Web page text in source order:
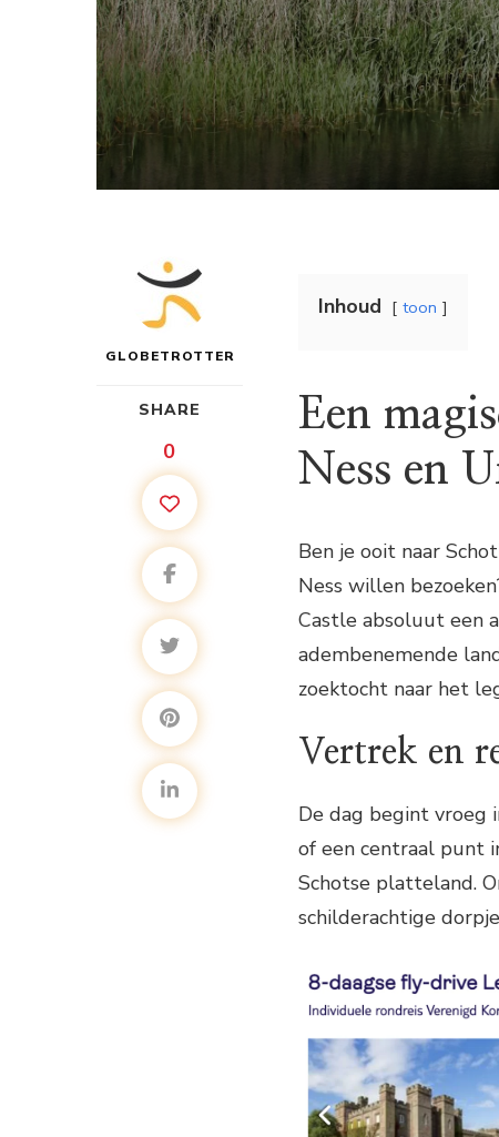
GLOBETROTTER
SHARE
0
Inhoud toon
Een
Ness en
Ben je ooit naar
Ness willen
Castle absoluut een
adembenemende
zoektocht naar het
Vertrek en
De dag begint vroeg
of een centraal punt
Schotse platteland.
schilderachtige